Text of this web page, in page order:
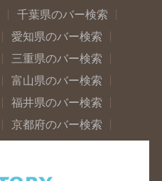
千葉県のバー検索
愛知県のバー検索
三重県のバー検索
富山県のバー検索
福井県のバー検索
京都府のバー検索